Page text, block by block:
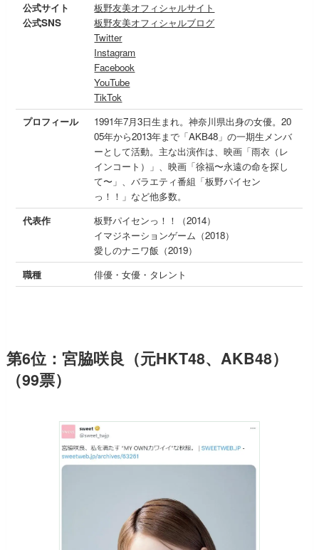
公式サイト
公式SNS
板野友美オフィシャルサイト
板野友美オフィシャルブログ
Twitter
Instagram
Facebook
YouTube
TikTok
プロフィール
1991年7月3日生まれ。神奈川県出身の女優。20
05年から2013年まで「AKB48」の一期生メンバ
ーとして活動。主な出演作は、映画「雨衣（レ
インコート）」、映画「徐福〜永遠の命を探し
て〜」、バラエティ番組「板野パイセン
っ！！」など他多数。
代表作
板野パイセンっ！！（2014）
イマジネーションゲーム（2018）
愛しのナニワ飯（2019）
職種
俳優・女優・タレント
第6位：宮脇咲良（元HKT48、AKB48）
（99票）